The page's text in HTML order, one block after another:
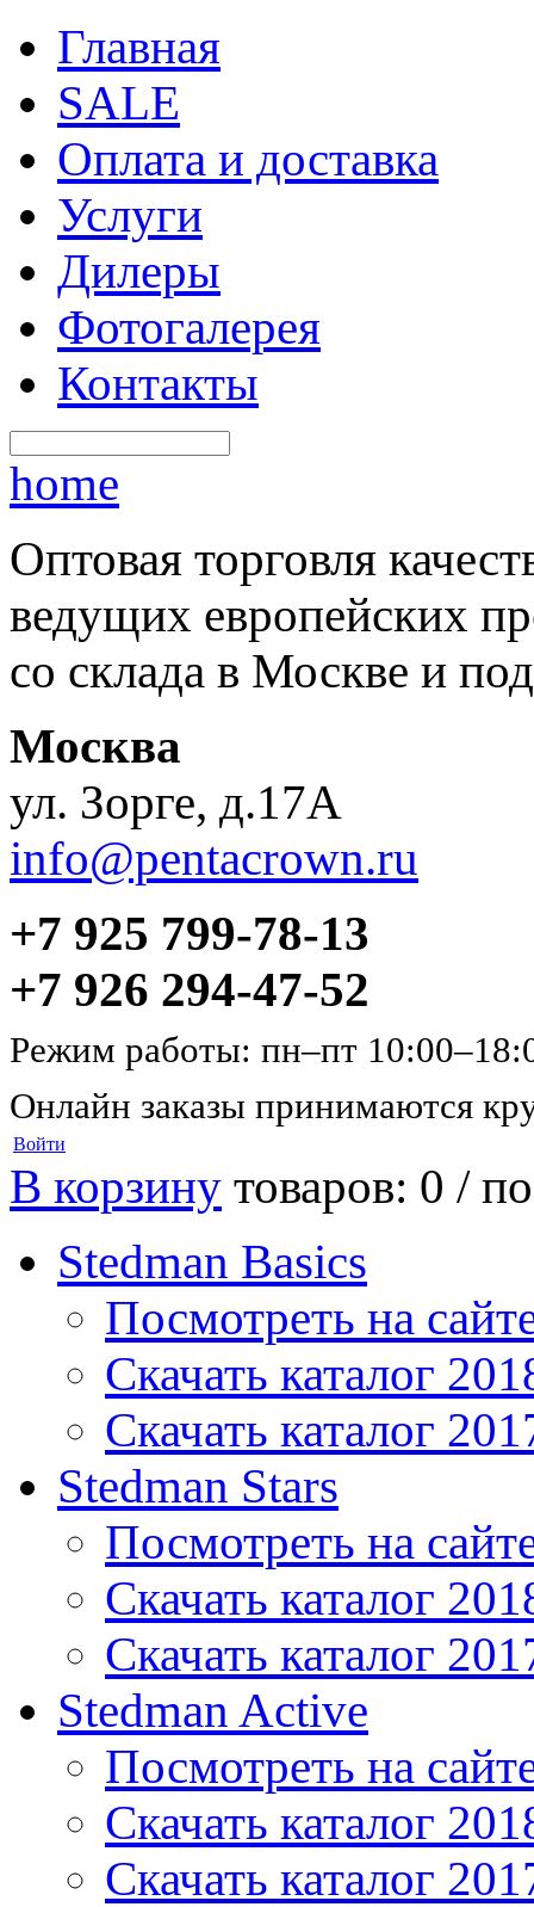
Главная
SALE
Оплата и доставка
Услуги
Дилеры
Фотогалерея
Контакты
home
Оптовая торговля
ведущих европейских
со склада в Москве и под
Москва
ул. Зорге, д.17А
info@pentacrown.ru
+7 925 799-78-13
+7 926 294-47-52
Режим работы: пн–пт
Онлайн заказы принимаются
Войти
В корзину товаров: 0 /
Stedman Basics
Посмотреть на
Скачать каталог
Скачать каталог
Stedman Stars
Посмотреть на
Скачать каталог
Скачать каталог
Stedman Active
Посмотреть на
Скачать каталог
Скачать каталог